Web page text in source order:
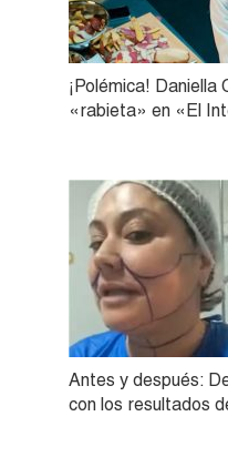
¡Polémica!
«rabieta» en «El
Antes y después:
con los resultados